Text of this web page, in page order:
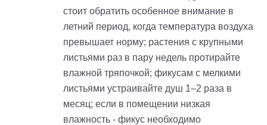
стоит обратить особенное внимание в
летний период, когда температура воздуха
превышает норму; растения с крупными
листьями раз в пару недель протирайте
влажной тряпочкой; фикусам с мелкими
листьями устраивайте душ 1–2 раза в
месяц; если в помещении низкая
влажность - фикус необходимо